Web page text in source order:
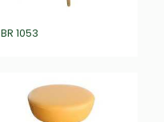
BR 1053